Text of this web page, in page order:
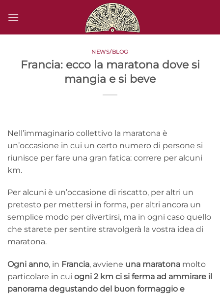
NEWS/BLOG
Francia: ecco la maratona dove si
mangia e si beve
Nell’immaginario collettivo la maratona è
un’occasione in cui un certo numero di persone si
riunisce per fare una gran fatica: correre per alcuni
km.
Per alcuni è un’occasione di riscatto, per altri un
pretesto per mettersi in forma, per altri ancora un
semplice modo per divertirsi, ma in ogni caso quello
che starete per sentire stravolgerà la vostra idea di
maratona.
Ogni anno, in Francia, avviene una maratona molto
particolare in cui ogni 2 km ci si ferma ad ammirare il
panorama degustando del buon formaggio e